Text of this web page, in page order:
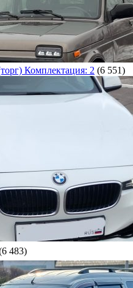
Комплектация: 2 (6 551)
483)